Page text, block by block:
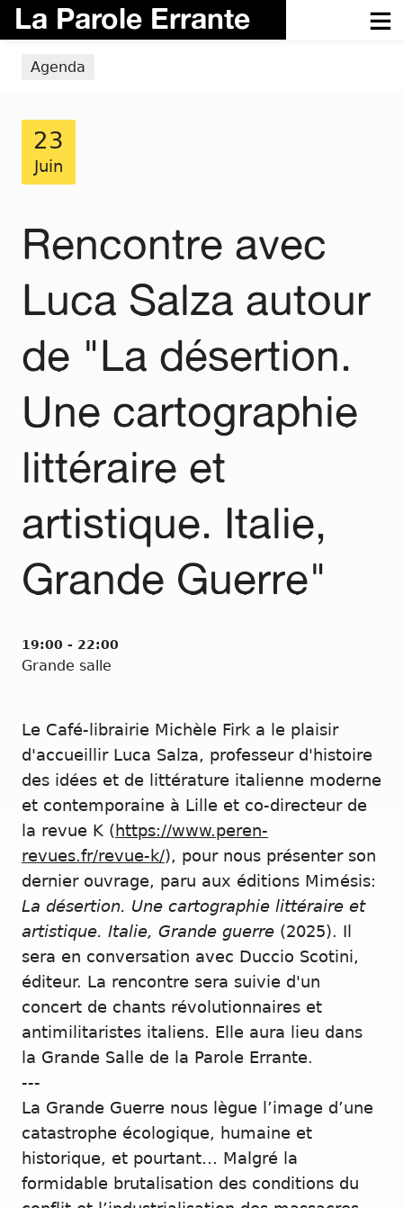
La Parole Errante
Agenda
23
Juin
Rencontre avec
Luca Salza autour
de "La désertion.
Une cartographie
littéraire et
artistique. Italie,
Grande Guerre"
19:00 - 22:00
Grande salle
Le Café-librairie Michèle Firk a le plaisir
d'accueillir Luca Salza, professeur d'histoire
des idées et de littérature italienne moderne
et contemporaine à Lille et co-directeur de
la revue K ( https://www.peren-
revues.fr/revue-k/), pour nous présenter son
dernier ouvrage, paru aux éditions Mimésis:
La désertion. Une cartographie littéraire et
artistique. Italie, Grande guerre (2025). Il
sera en conversation avec Duccio Scotini,
éditeur. La rencontre sera suivie d'un
concert de chants révolutionnaires et
antimilitaristes italiens. Elle aura lieu dans
la Grande Salle de la Parole Errante.
---
La Grande Guerre nous lègue l’image d’une
catastrophe écologique, humaine et
historique, et pourtant… Malgré la
formidable brutalisation des conditions du